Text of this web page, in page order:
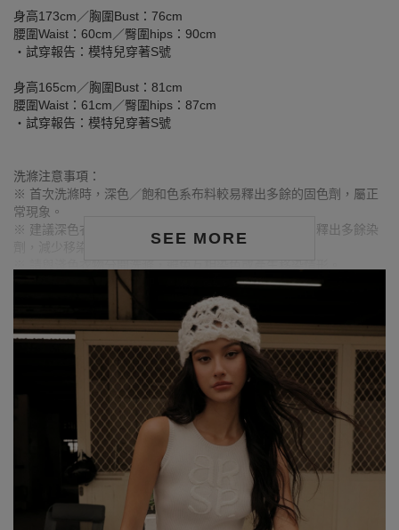
SEE MORE
身高173cm／胸圍Bust：76cm
腰圍Waist：60cm／臀圍hips：90cm
‧試穿報告：模特兒穿著S號
身高165cm／胸圍Bust：81cm
腰圍Waist：61cm／臀圍hips：87cm
‧試穿報告：模特兒穿著S號
洗滌注意事項：
※ 首次洗滌時，深色／飽和色系布料較易釋出多餘的固色劑，屬正
常現象。
※ 建議深色衣物於首次穿著前先行單獨下水清洗，有助釋出多餘染
劑，減少移染或掉色風險。
※ 穿搭時亦建議避免與淺色配件、包款、飾品一同使用，以降低因
摩擦或潮濕造成染色的可能性。
※ 顏色請參考單品圖片較為接近，但因圖檔顏色會因個人電腦螢幕
設定差異略有不同，請以實際商品顏色為準。